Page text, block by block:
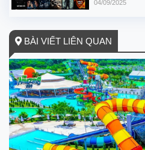
04/09/2025
BÀI VIẾT LIÊN QUAN